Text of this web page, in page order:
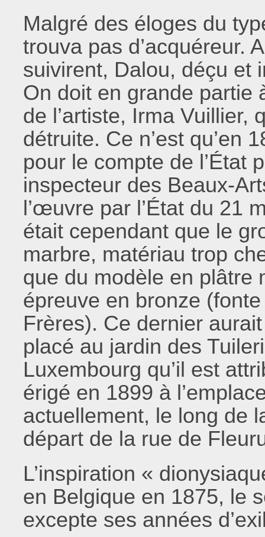
Malgré des éloges du
trouva pas d’acquéreur.
suivirent, Dalou, déçu et
On doit en grande partie
de l’artiste, Irma Vuillier,
détruite. Ce n’est qu’en
pour le compte de l’État
inspecteur des Beaux-
l’œuvre par l’État du 21
était cependant que le
marbre, matériau trop
que du modèle en plâtre
épreuve en bronze
Frères). Ce dernier
placé au jardin des
Luxembourg qu’il est
érigé en 1899 à
actuellement, le long de
départ de la rue de
L’inspiration «
en Belgique en 1875, le
excepte ses années